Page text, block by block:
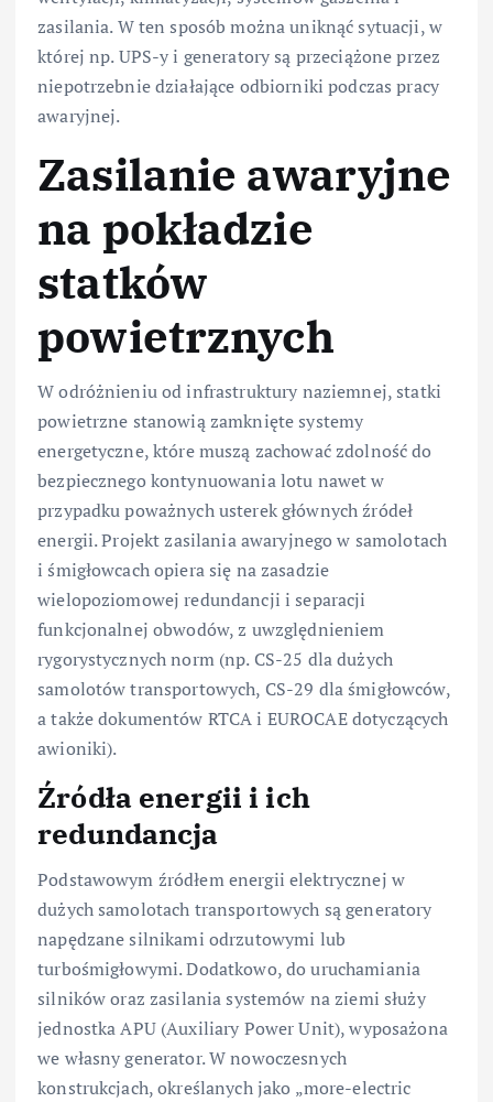
zasilania. W ten sposób można uniknąć sytuacji, w
której np. UPS-y i generatory są przeciążone przez
niepotrzebnie działające odbiorniki podczas pracy
awaryjnej.
Zasilanie awaryjne
na pokładzie
statków
powietrznych
W odróżnieniu od infrastruktury naziemnej, statki
powietrzne stanowią zamknięte systemy
energetyczne, które muszą zachować zdolność do
bezpiecznego kontynuowania lotu nawet w
przypadku poważnych usterek głównych źródeł
energii. Projekt zasilania awaryjnego w samolotach
i śmigłowcach opiera się na zasadzie
wielopoziomowej redundancji i separacji
funkcjonalnej obwodów, z uwzględnieniem
rygorystycznych norm (np. CS-25 dla dużych
samolotów transportowych, CS-29 dla śmigłowców,
a także dokumentów RTCA i EUROCAE dotyczących
awioniki).
Źródła energii i ich
redundancja
Podstawowym źródłem energii elektrycznej w
dużych samolotach transportowych są generatory
napędzane silnikami odrzutowymi lub
turbośmigłowymi. Dodatkowo, do uruchamiania
silników oraz zasilania systemów na ziemi służy
jednostka APU (Auxiliary Power Unit), wyposażona
we własny generator. W nowoczesnych
konstrukcjach, określanych jako „more-electric